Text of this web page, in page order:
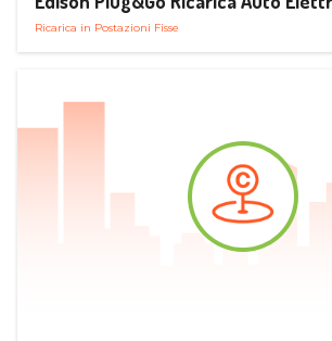
Ricarica in Postazioni Fisse